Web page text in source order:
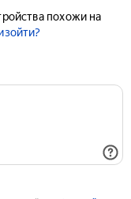
похожи на